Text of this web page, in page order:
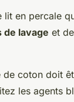
en percale
lavage et
de coton doit
les agents